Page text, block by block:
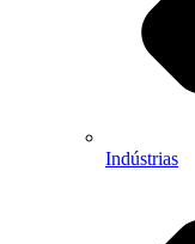
Indústrias